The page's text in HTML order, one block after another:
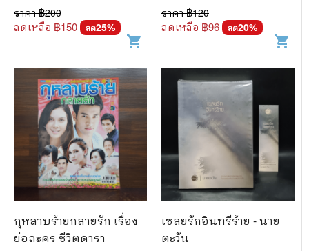
ราคา ฿200
ลดเหลือ ฿150 ลด25%
shopping_cart
ราคา ฿120
ลดเหลือ ฿96 ลด20%
shopping_cart
กุหลาบร้ายกลายรัก เรื่อง
ย่อละคร ชีวิตดารา
เชลยรักอินทรีร้าย - นาย
ตะวัน